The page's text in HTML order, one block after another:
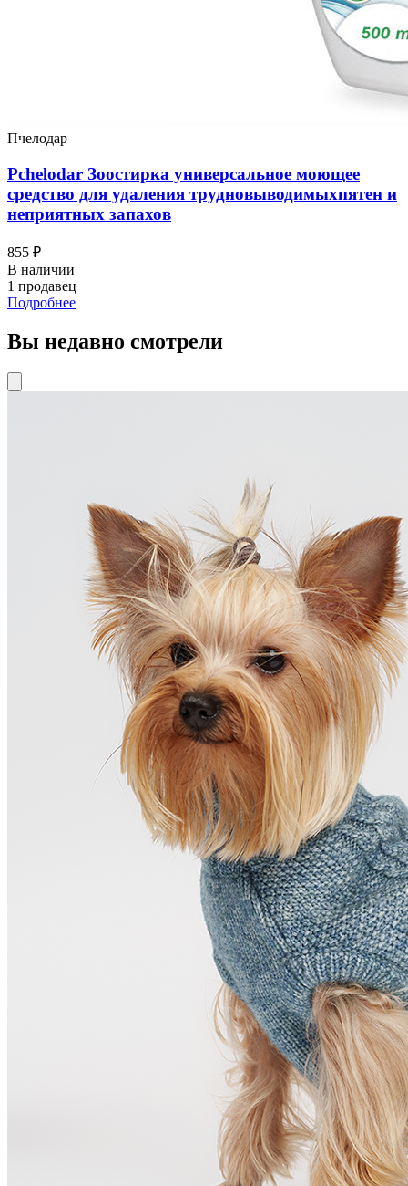
Пчелодар
Pchelodar Зоостирка универсальное моющее
средство для удаления трудновыводимыхпятен и
неприятных запахов
855 ₽
В наличии
1 продавец
Подробнее
Вы недавно смотрели